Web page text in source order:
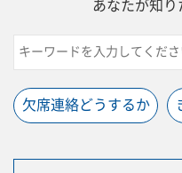
あなたが知
欠席連絡どうするか